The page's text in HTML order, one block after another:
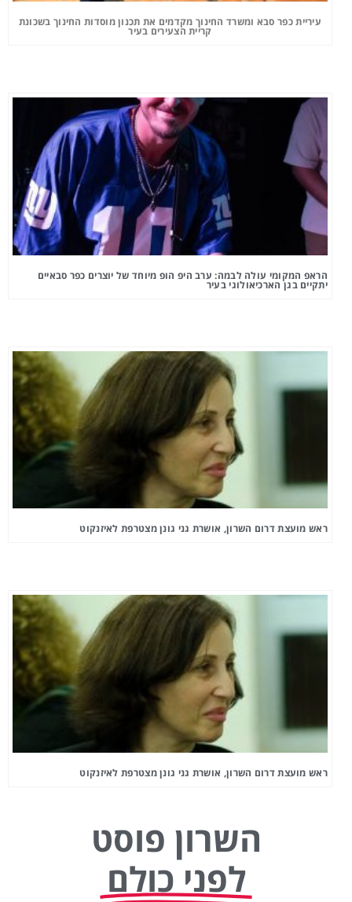
עיריית כפר סבא ומשרד החינוך מקדמים את תכנון מוסדות החינוך בשכונת
קריית הצעירים בעיר
הראפ המקומי עולה לבמה: ערב היפ הופ מיוחד של יוצרים כפר סבאיים
יתקיים בגן הארכיאולוגי בעיר
ראש מועצת דרום השרון, אושרת גני גונן מצטרפת לאיזנקוט
ראש מועצת דרום השרון, אושרת גני גונן מצטרפת לאיזנקוט
השרון פוסט
לפני כולם